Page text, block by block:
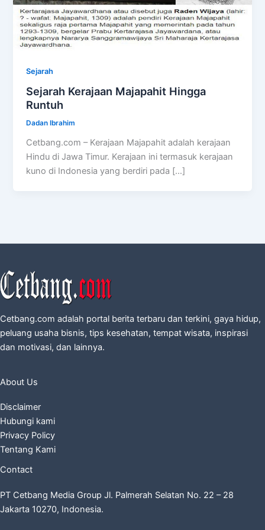
Sejarah
Sejarah Kerajaan Majapahit Hingga
Runtuh
Dadan Ibrahim
Cetbang.com – Kerajaan Majapahit adalah kerajaan
Hindu di Jawa Timur. Kerajaan ini termasuk kerajaan
kuno di Indonesia yang berdiri pada […]
Cetbang.com adalah portal berita terbaru dan terkini, gaya hidup,
peluang usaha bisnis, tips kesehatan, tempat wisata, inspirasi
dan motivasi, dan lainnya.
About Us
Disclaimer
Hubungi kami
Privacy Policy
Tentang Kami
Contact
PT Cetbang Media Group Jl. Palmerah Selatan No. 22 – 28
Jakarta 10270, Indonesia.